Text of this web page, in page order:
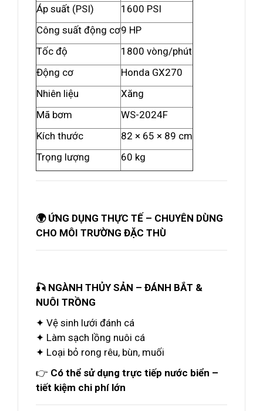
Áp suất (PSI)
1600 PSI
Công suất động cơ9 HP
Tốc độ
1800 vòng/phút
Động cơ
Honda GX270
Nhiên liệu
Xăng
Mã bơm
WS-2024F
Kích thước
82 × 65 × 89 cm
Trọng lượng
60 kg
🌍 ỨNG DỤNG THỰC TẾ – CHUYÊN DÙNG
CHO MÔI TRƯỜNG ĐẶC THÙ
🎣 NGÀNH THỦY SẢN – ĐÁNH BẮT &
NUÔI TRỒNG
✦ Vệ sinh lưới đánh cá
✦ Làm sạch lồng nuôi cá
✦ Loại bỏ rong rêu, bùn, muối
👉 Có thể sử dụng trực tiếp nước biển –
tiết kiệm chi phí lớn